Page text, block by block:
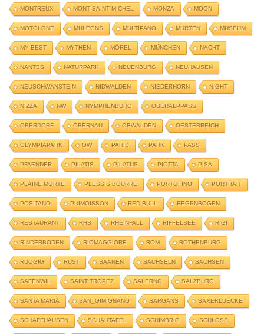
MONTREUX MONT SAINT MICHEL MONZA MOON
MOTOLONE MULEGNS MULTIPANO MURTEN MUSEUM
MY BEST MYTHEN MÖREL MÜNCHEN NACHT
NANTES NATURPARK NEUENBURG NEUHAUSEN
NEUSCHWANSTEIN NIDWALDEN NIEDERHORN NIGHT
NIZZA NW NYMPHENBURG OBERALPPASS
OBERDORF OBERNAU OBWALDEN OESTERREICH
OLYMPIAPARK OW PARIS PARK PASS
PFAENDER PILATIS PILATUS PIOTTA PISA
PLAINE MORTE PLESSIS BOURRE PORTOFINO PORTRAIT
POSITANO PUIMOISSON RED BULL REGENBOGEN
RESTAURANT RHB RHEINFALL RIFFELSEE RIGI
RINDERBODEN RIOMAGGIORE ROM ROTHENBURG
RUOGIG RUST SAANEN SACHSELN SACHSEN
SAFENWIL SAINT TROPEZ SALERNO SALZBURG
SANTA MARIA SAN_GIMIGNANO SARGANS SAXERLUECKE
SCHAFFHAUSEN SCHAUTAFEL SCHIMBRIG SCHLOSS